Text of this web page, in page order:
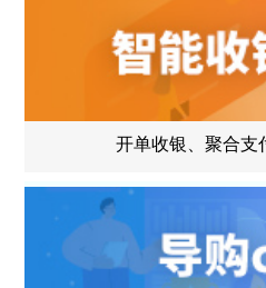
开单收银、聚合支